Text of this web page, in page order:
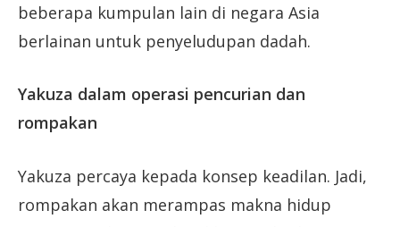
beberapa kumpulan lain di negara Asia
berlainan untuk penyeludupan dadah.
Yakuza dalam operasi pencurian dan
rompakan
Yakuza percaya kepada konsep keadilan. Jadi,
rompakan akan merampas makna hidup